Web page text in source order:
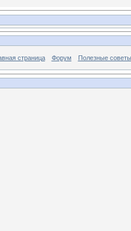
страница Форум Полезные советы